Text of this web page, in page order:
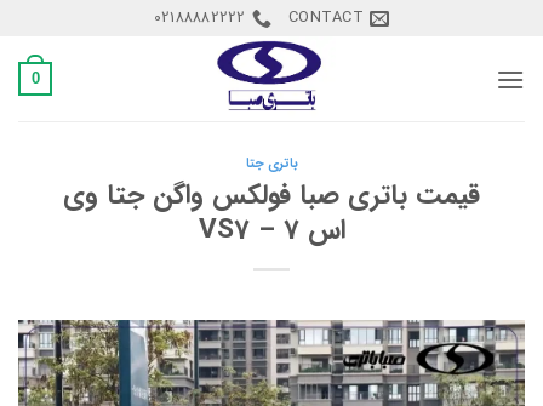
content
CONTACT
02188882222
0
باتری جتا
قیمت باتری صبا فولکس واگن جتا وی
اس 7 – VS7